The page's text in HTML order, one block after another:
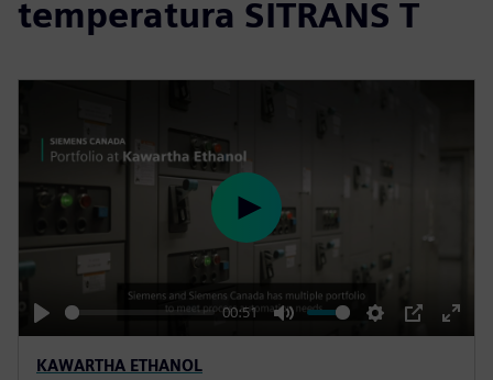
temperatura SITRANS T
P
l
00:51
M
S
P
E
P
a
y
KAWARTHA ETHANOL